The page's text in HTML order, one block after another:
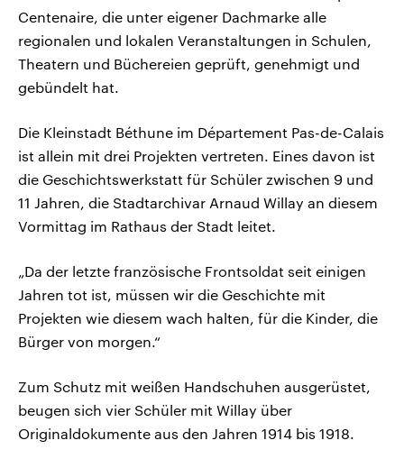
Centenaire, die unter eigener Dachmarke alle
regionalen und lokalen Veranstaltungen in Schulen,
Theatern und Büchereien geprüft, genehmigt und
gebündelt hat.
Die Kleinstadt Béthune im Département Pas-de-Calais
ist allein mit drei Projekten vertreten. Eines davon ist
die Geschichtswerkstatt für Schüler zwischen 9 und
11 Jahren, die Stadtarchivar Arnaud Willay an diesem
Vormittag im Rathaus der Stadt leitet.
„Da der letzte französische Frontsoldat seit einigen
Jahren tot ist, müssen wir die Geschichte mit
Projekten wie diesem wach halten, für die Kinder, die
Bürger von morgen.“
Zum Schutz mit weißen Handschuhen ausgerüstet,
beugen sich vier Schüler mit Willay über
Originaldokumente aus den Jahren 1914 bis 1918.